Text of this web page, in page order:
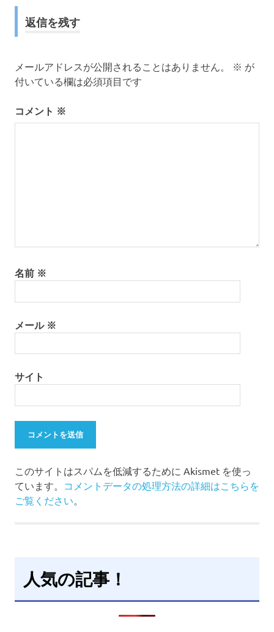
ゲ
ー
シ
ョ
ン
返信を残す
メールアドレスが公開されることはありません。 ※ が
付いている欄は必須項目です
コメント ※
名前 ※
メール ※
サイト
このサイトはスパムを低減するために Akismet を使っ
ています。 コメントデータの処理方法の詳細はこちらを
ご覧ください
人気の記事！